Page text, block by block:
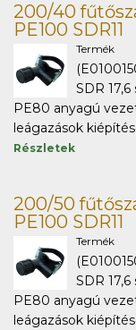
200/40
PE100 SDR11
Termék
SDR
PE80 anyagú
leágazások
Részletek
200/50
PE100 SDR11
Termék
SDR
PE80 anyagú
leágazások